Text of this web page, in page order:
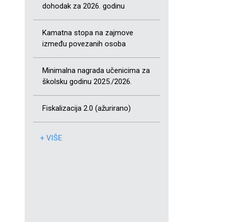
dohodak za 2026. godinu
Kamatna stopa na zajmove
između povezanih osoba
Minimalna nagrada učenicima za
školsku godinu 2025./2026.
Fiskalizacija 2.0 (ažurirano)
+ VIŠE